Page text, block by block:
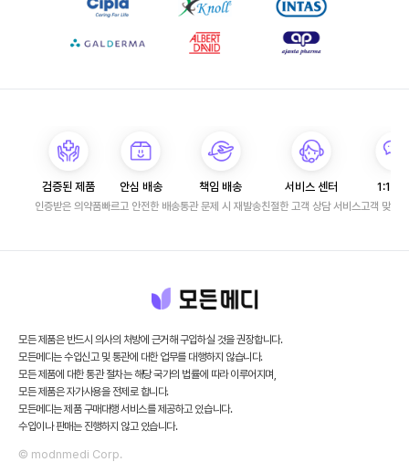
검증된 제품
인증받은 의약품
안심 배송
빠르고 안전한 배송
책임 배송
통관 문제 시 재발송
서비스 센터
친절한 고객 상담 서비스
1:1 문
고객 맞춤
모든 제품은 반드시 의사의 처방에 근거해 구입하실 것을 권장합니다.
모든메디는 수입신고 및 통관에 대한 업무를 대행하지 않습니다.
모든 제품에 대한 통관 절차는 해당 국가의 법률에 따라 이루어지며,
모든 제품은 자가사용을 전제로 합니다.
모든메디는 제품 구매대행 서비스를 제공하고 있습니다.
수입이나 판매는 진행하지 않고 있습니다.
© modnmedi Corp.